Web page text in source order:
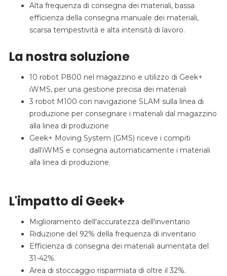
Alta frequenza di consegna dei materiali, bassa
efficienza della consegna manuale dei materiali,
scarsa tempestività e alta intensità di lavoro.
La nostra soluzione
10 robot P800 nel magazzino e utilizzo di Geek+
iWMS, per una gestione precisa dei materiali
3 robot M100 con navigazione SLAM sulla linea di
produzione per consegnare i materiali dal magazzino
alla linea di produzione
Geek+ Moving System (GMS) riceve i compiti
dall'iWMS e consegna automaticamente i materiali
alla linea di produzione.
L'impatto di Geek+
Miglioramento dell'accuratezza dell'inventario
Riduzione del 92% della frequenza di inventario
Efficienza di consegna dei materiali aumentata del
31-42%.
Area di stoccaggio risparmiata di oltre il 32%.